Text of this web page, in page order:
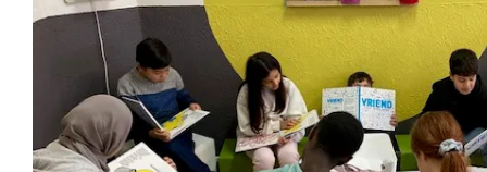
Voorleesweek